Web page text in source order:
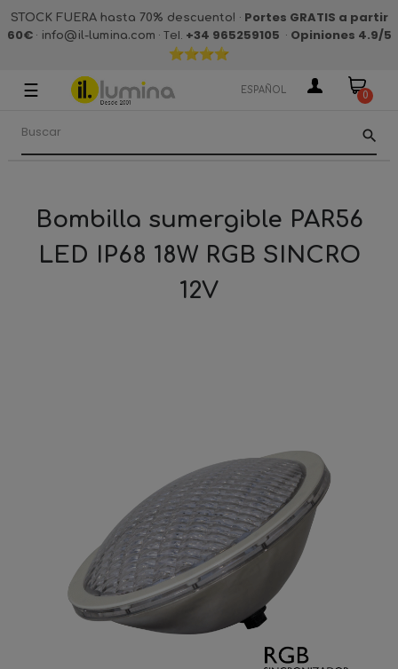
STOCK FUERA hasta 70% descuento! · Portes GRATIS a partir
60€· info@il-lumina.com · Tel. +34 965259105 · Opiniones 4.9/5
Navegación
palanca
☰ ESPAÑOL 0
search
Bombilla sumergible PAR56
LED IP68 18W RGB SINCRO
12V